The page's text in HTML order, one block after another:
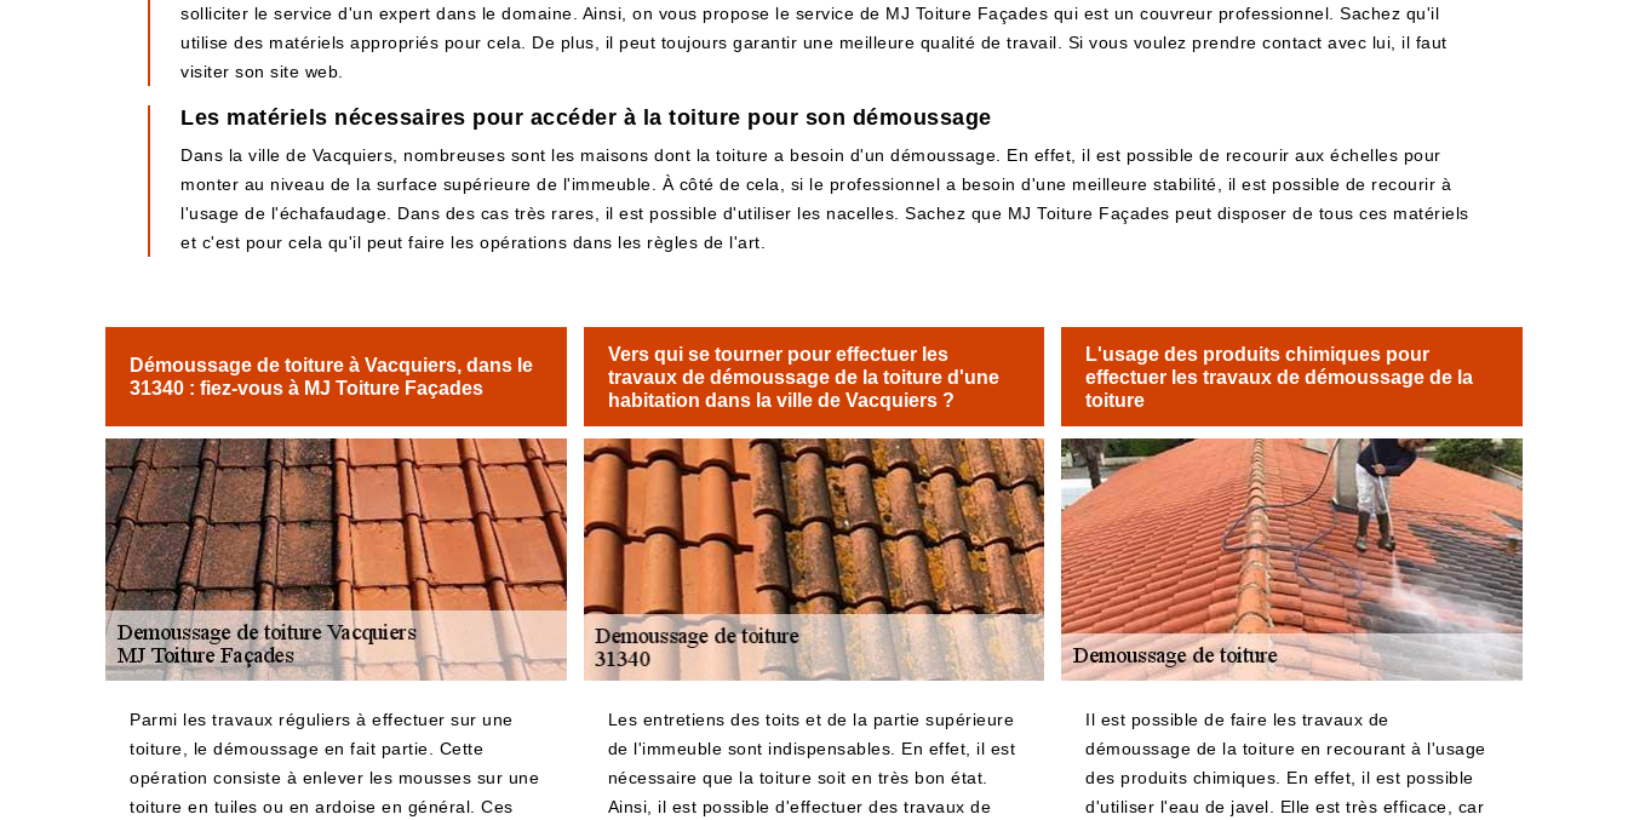
solliciter le service d'un expert dans le domaine. Ainsi, on vous propose le service de MJ Toiture Façades qui est un couvreur professionnel. Sachez qu'il
utilise des matériels appropriés pour cela. De plus, il peut toujours garantir une meilleure qualité de travail. Si vous voulez prendre contact avec lui, il faut
visiter son site web.
Les matériels nécessaires pour accéder à la toiture pour son démoussage
Dans la ville de Vacquiers, nombreuses sont les maisons dont la toiture a besoin d'un démoussage. En effet, il est possible de recourir aux échelles pour
monter au niveau de la surface supérieure de l'immeuble. À côté de cela, si le professionnel a besoin d'une meilleure stabilité, il est possible de recourir à
l'usage de l'échafaudage. Dans des cas très rares, il est possible d'utiliser les nacelles. Sachez que MJ Toiture Façades peut disposer de tous ces matériels
et c'est pour cela qu'il peut faire les opérations dans les règles de l'art.
Démoussage de toiture à Vacquiers, dans le
31340 : fiez-vous à MJ Toiture Façades
Parmi les travaux réguliers à effectuer sur une
toiture, le démoussage en fait partie. Cette
opération consiste à enlever les mousses sur une
toiture en tuiles ou en ardoise en général. Ces
Vers qui se tourner pour effectuer les
travaux de démoussage de la toiture d'une
habitation dans la ville de Vacquiers ?
Les entretiens des toits et de la partie supérieure
de l'immeuble sont indispensables. En effet, il est
nécessaire que la toiture soit en très bon état.
Ainsi, il est possible d'effectuer des travaux de
L'usage des produits chimiques pour
effectuer les travaux de démoussage de la
toiture
Il est possible de faire les travaux de
démoussage de la toiture en recourant à l'usage
des produits chimiques. En effet, il est possible
d'utiliser l'eau de javel. Elle est très efficace, car